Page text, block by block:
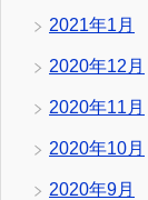
2021年1月
2020年12月
2020年11月
2020年10月
2020年9月